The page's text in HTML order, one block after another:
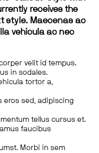
receives the
style. Maecenas ac
vehicula ac nec
velit id tempus.
in sodales.
tortor a,
eros sed, adipiscing
tellus cursus et.
faucibus
Morbi in sem